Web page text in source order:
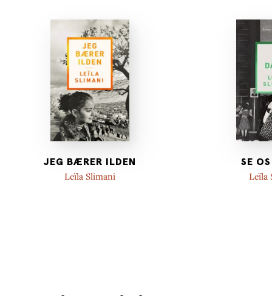
JEG BÆRER ILDEN
Leïla Slimani
SE
Leïla